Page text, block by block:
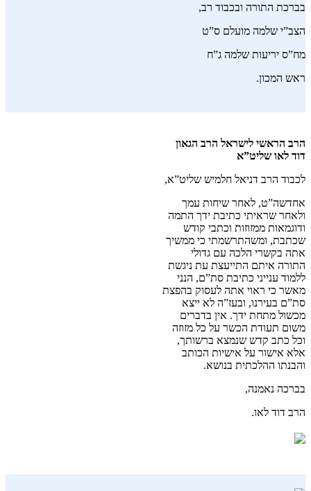
בברכת התורה ובכבוד רב,
הצב”י שלמה מועלם ס”ט
מח”ס יריעות שלמה ג”ח
ראש המכון.
הרב הראשי לישראל הרב הגאון
דוד לאו שליט”א
לכבוד הרב דניאל חלמיש שליט”א,
אחדשה”ט, לאחר שיחות עמך
ולאחר שראיתי כתיבת ידך התמה
ודוגמאות ממזוזות וכתבי קודש
שכתבת, ומשהתרשמתי כי ממשיך
אתה בקשרי הלכה עם גדולי
התורה איתם התייעצת עת ניגשת
ללמוד ענייני כתיבת סת”ם, הנני
מאשר כי ראוי אתה לעסוק בהפצת
סת”ם בעירנו, ובעז”ה לא ייצא
מכשול מתחת ידך. אין בדברים
משום תעודת הכשר על כל מזוזה
וכל כתב קדש שנמצא ברשותך,
אלא אישור על אישיות הכותב
והבנתו ההלכתית בנושא.
בברכה נאמנה,
הרב דוד לאו.